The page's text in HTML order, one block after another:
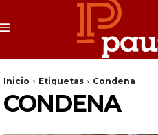
Inicio Etiquetas Condena
CONDENA